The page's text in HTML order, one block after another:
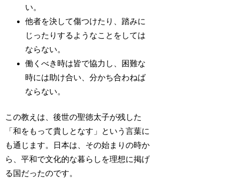
い。
他者を決して傷つけたり、踏みに
じったりするようなことをしては
ならない。
働くべき時は皆で協力し、困難な
時には助け合い、分かち合わねば
ならない。
この教えは、後世の聖徳太子が残した
「和をもって貴しとなす」という言葉に
も通じます。日本は、その始まりの時か
ら、平和で文化的な暮らしを理想に掲げ
る国だったのです。